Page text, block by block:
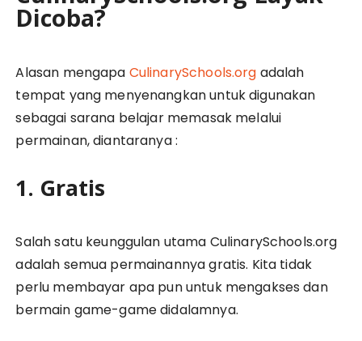
Dicoba?
Alasan mengapa CulinarySchools.org adalah
tempat yang menyenangkan untuk digunakan
sebagai sarana belajar memasak melalui
permainan, diantaranya :
1. Gratis
Salah satu keunggulan utama CulinarySchools.org
adalah semua permainannya gratis. Kita tidak
perlu membayar apa pun untuk mengakses dan
bermain game-game didalamnya.